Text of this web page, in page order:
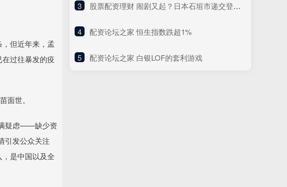
但近年来，孟
过往暴发的疫
面世。
满疑虑——缺少资
引发公众关注
是中国以及全
3 ​股票配资理财 闹剧又起？日本石垣市递交登钓鱼岛申请，中国反制力量早就安排到位！
4 ​配资论坛之家 恒生指数跌超1%
5 ​配资论坛之家 白银LOF的套利游戏